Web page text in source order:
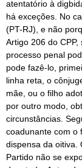
atentatório à
há exceções. No
(PT-RJ), e não
Artigo 206 do
processo penal
pode fazê-lo,
linha reta, o
mãe, ou o filho
por outro modo,
circunstâncias.
coadunante com o
dispensa da oitiva.
Partido não se